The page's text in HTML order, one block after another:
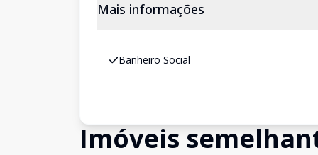
Mais informações
Banheiro Social
Imóveis